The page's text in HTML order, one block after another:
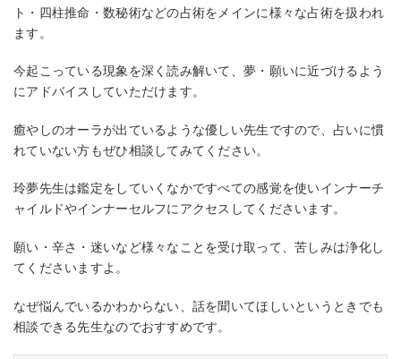
ト・四柱推命・数秘術などの占術をメインに様々な占術を扱われ
ます。
今起こっている現象を深く読み解いて、夢・願いに近づけるよう
にアドバイスしていただけます。
癒やしのオーラが出ているような優しい先生ですので、占いに慣
れていない方もぜひ相談してみてください。
玲夢先生は鑑定をしていくなかですべての感覚を使いインナーチ
ャイルドやインナーセルフにアクセスしてくださいます。
願い・辛さ・迷いなど様々なことを受け取って、苦しみは浄化し
てくださいますよ。
なぜ悩んでいるかわからない、話を聞いてほしいというときでも
相談できる先生なのでおすすめです。